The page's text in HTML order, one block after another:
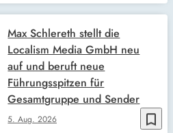
bookmark_border
5. Aug. 2026
Max Schlereth stellt die
Localism Media GmbH neu
auf und beruft neue
Führungsspitzen für
Gesamtgruppe und Sender